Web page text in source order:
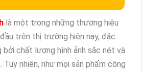
là một trong những thương hiệu
trên thị trường hiện nay, đặc
chất lượng hình ảnh sắc nét và
Tuy nhiên, như mọi sản phẩm công